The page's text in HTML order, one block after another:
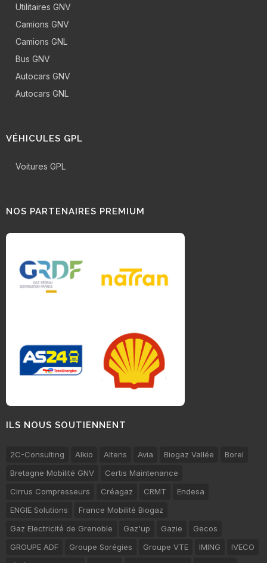
Utilitaires GNV
Camions GNV
Camions GNL
Bus GNV
Autocars GNV
Autocars GNL
VÉHICULES GPL
Voitures GPL
NOS PARTENAIRES PREMIUM
ILS NOUS SOUTIENNENT
2C-Consulting Alkio Altens Avia Biogaz Vallée
Borel
Bretagne Mobilité GNV
Certis Maintenance
Cirrus Compresseurs
Créagaz CRMT
Endesa
ENGIE Solutions
France Mobilité Biogaz
Gaz Electricité de Grenoble
Gaz'up Gazie
Gecos
GROUPE ADF
Groupe Sorégies Groupe VTE IMING
IVECO